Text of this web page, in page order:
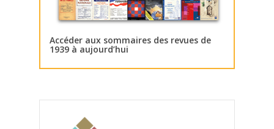
Accéder aux sommaires des revues de
1939 à aujourd’hui